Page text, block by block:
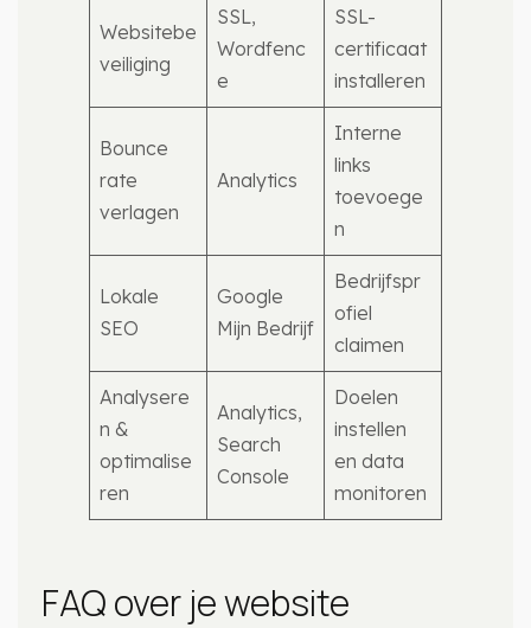
Websitebe
veiliging
SSL,
Wordfenc
e
SSL-
certificaat
installeren
Bounce
rate
verlagen
Analytics
Interne
links
toevoege
n
Lokale
SEO
Google
Mijn Bedrijf
Bedrijfspr
ofiel
claimen
Analysere
n &
optimalise
ren
Analytics,
Search
Console
Doelen
instellen
en data
monitoren
FAQ over je website